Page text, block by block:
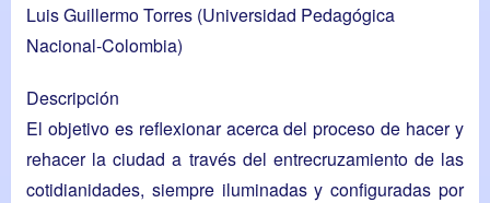
Luis Guillermo Torres (Universidad Pedagógica
Nacional-Colombia)
Descripción
El objetivo es reflexionar acerca del proceso de hacer y
rehacer la ciudad a través del entrecruzamiento de las
cotidianidades, siempre iluminadas y configuradas por